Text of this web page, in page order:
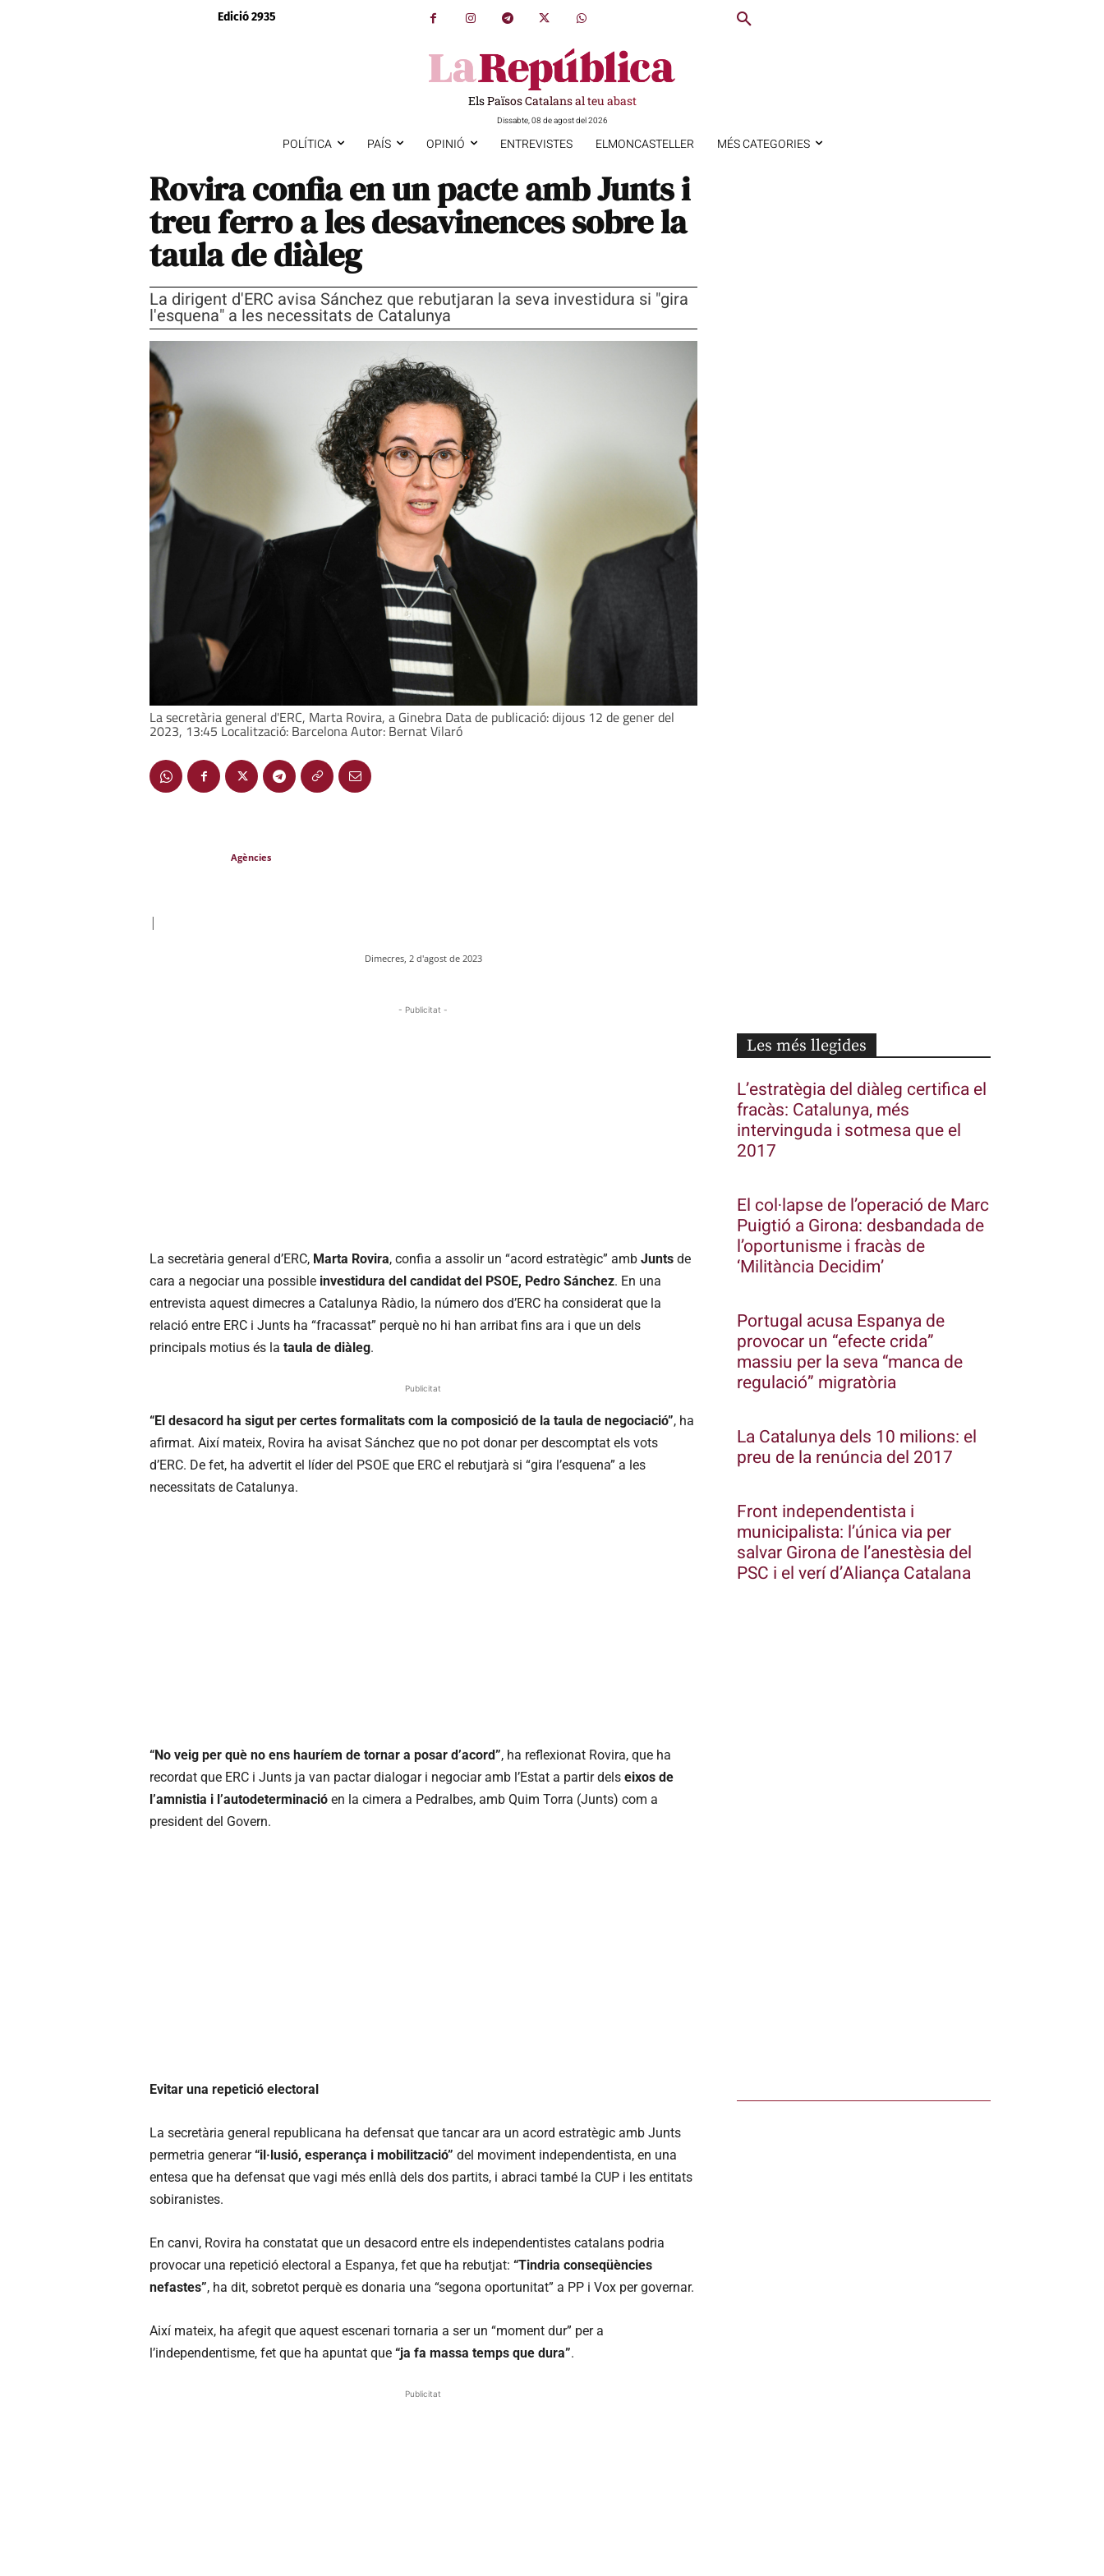
Edició 2935
Els Països Catalans al teu abast
Dissabte, 08 de agost del 2026
POLÍTICA PAÍS OPINIÓ ENTREVISTES ELMONCASTELLER MÉS CATEGORIES
Rovira confia en un pacte amb Junts i
treu ferro a les desavinences sobre la
taula de diàleg
La dirigent d'ERC avisa Sánchez que rebutjaran la seva investidura si "gira
l'esquena" a les necessitats de Catalunya
La secretària general d'ERC, Marta Rovira, a Ginebra Data de publicació: dijous 12 de gener del
2023, 13:45 Localització: Barcelona Autor: Bernat Vilaró
Agències
|
Dimecres, 2 d'agost de 2023
- Publicitat -
La secretària general d’ERC, Marta Rovira, confia a assolir un “acord estratègic” amb Junts de
cara a negociar una possible investidura del candidat del PSOE, Pedro Sánchez. En una
entrevista aquest dimecres a Catalunya Ràdio, la número dos d’ERC ha considerat que la
relació entre ERC i Junts ha “fracassat” perquè no hi han arribat fins ara i que un dels
principals motius és la taula de diàleg.
Publicitat
“El desacord ha sigut per certes formalitats com la composició de la taula de negociació”, ha
afirmat. Així mateix, Rovira ha avisat Sánchez que no pot donar per descomptat els vots
d’ERC. De fet, ha advertit el líder del PSOE que ERC el rebutjarà si “gira l’esquena” a les
necessitats de Catalunya.
“No veig per què no ens hauríem de tornar a posar d’acord”, ha reflexionat Rovira, que ha
recordat que ERC i Junts ja van pactar dialogar i negociar amb l’Estat a partir dels eixos de
l’amnistia i l’autodeterminació en la cimera a Pedralbes, amb Quim Torra (Junts) com a
president del Govern.
Evitar una repetició electoral
La secretària general republicana ha defensat que tancar ara un acord estratègic amb Junts
permetria generar“il·lusió, esperança i mobilització” del moviment independentista, en una
entesa que ha defensat que vagi més enllà dels dos partits, i abraci també la CUP i les entitats
sobiranistes.
En canvi, Rovira ha constatat que un desacord entre els independentistes catalans podria
provocar una repetició electoral a Espanya, fet que ha rebutjat: “Tindria conseqüències
nefastes”, ha dit, sobretot perquè es donaria una “segona oportunitat” a PP i Vox per governar.
Així mateix, ha afegit que aquest escenari tornaria a ser un “moment dur” per a
l’independentisme, fet que ha apuntat que “ja fa massa temps que dura”.
Publicitat
Les més llegides
L’estratègia del diàleg certifica el
fracàs: Catalunya, més
intervinguda i sotmesa que el
2017
El col·lapse de l’operació de Marc
Puigtió a Girona: desbandada de
l’oportunisme i fracàs de
‘Militància Decidim’
Portugal acusa Espanya de
provocar un “efecte crida”
massiu per la seva “manca de
regulació” migratòria
La Catalunya dels 10 milions: el
preu de la renúncia del 2017
Front independentista i
municipalista: l’única via per
salvar Girona de l’anestèsia del
PSC i el verí d’Aliança Catalana